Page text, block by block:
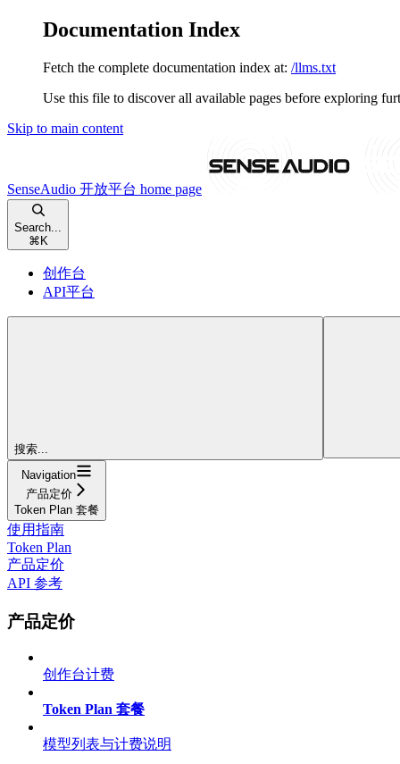
Documentation Index
Fetch the complete documentation index at: /llms.txt
Use this file to discover all available pages before exploring
Skip to main content
SenseAudio 开放平台 home page
Search...
⌘ K
创作台
API平台
搜索...
Navigation
产品定价
Token Plan 套餐
使用指南
Token Plan
产品定价
API 参考
产品定价
创作台计费
Token Plan 套餐
模型列表与计费说明